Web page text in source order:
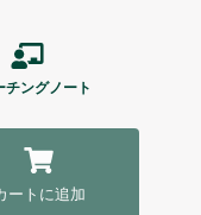
チングノート
ートに追加